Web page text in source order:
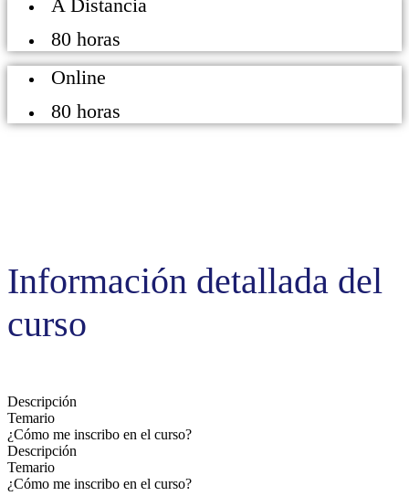
A Distancia
80 horas
Online
80 horas
Información detallada del
curso
Descripción
Temario
¿Cómo me inscribo en el curso?
Descripción
Temario
¿Cómo me inscribo en el curso?